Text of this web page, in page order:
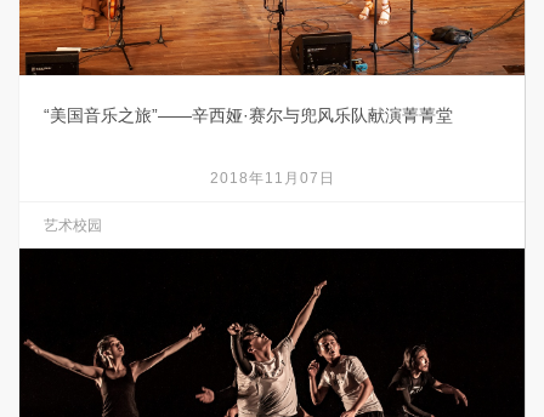
“美国音乐之旅”——辛西娅·赛尔与兜风乐队献演菁菁堂
2018年11月07日
艺术校园